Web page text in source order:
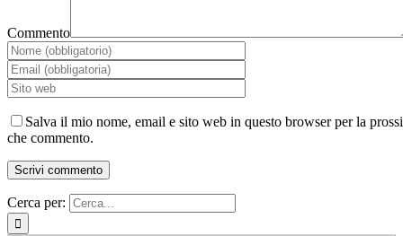
Commento
Salva il mio nome, email e sito web in questo browser per la
che commento.
Cerca per: